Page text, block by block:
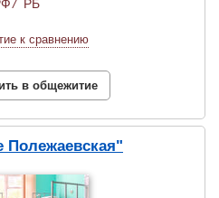
/ РБ
к сравнению
в общежитие